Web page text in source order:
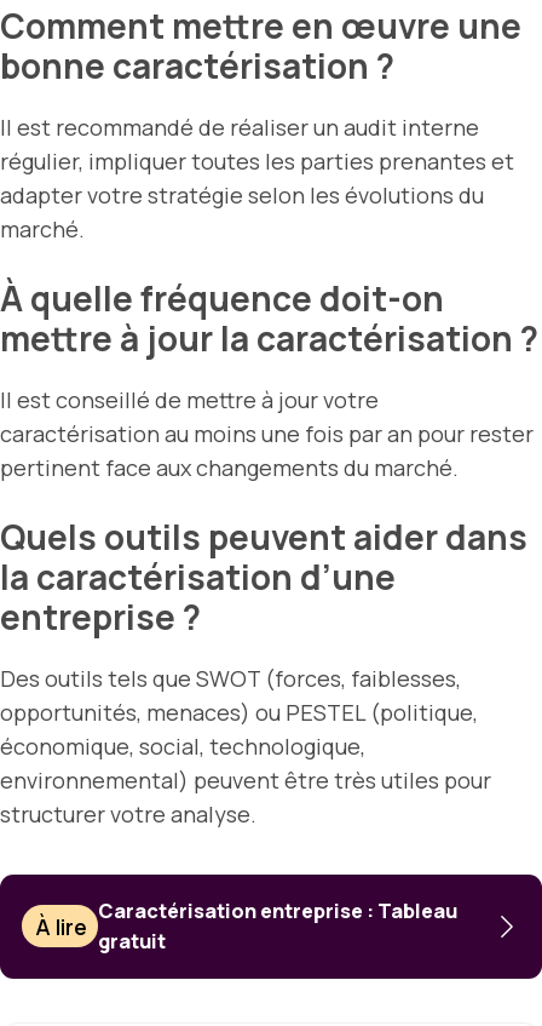
Comment mettre en œuvre une
bonne caractérisation ?
Il est recommandé de réaliser un audit interne
régulier, impliquer toutes les parties prenantes et
adapter votre stratégie selon les évolutions du
marché.
À quelle fréquence doit-on
mettre à jour la caractérisation ?
Il est conseillé de mettre à jour votre
caractérisation au moins une fois par an pour rester
pertinent face aux changements du marché.
Quels outils peuvent aider dans
la caractérisation d’une
entreprise ?
Des outils tels que SWOT (forces, faiblesses,
opportunités, menaces) ou PESTEL (politique,
économique, social, technologique,
environnemental) peuvent être très utiles pour
structurer votre analyse.
À lire
Caractérisation entreprise : Tableau
gratuit